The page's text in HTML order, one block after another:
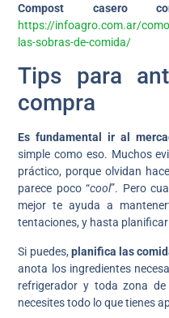
Compost casero
https://infoagro.com.ar/
las-sobras-de-comida/
Tips para
compra
Es fundamentalir al
simple como eso. Muchos
práctico, porque olvidan
parece poco “cool”. Pero
mejor te ayuda a
tentaciones, y hasta
Si puedes, planifica las
anota los ingredientes
refrigerador y toda zona
necesites todo lo que tienes